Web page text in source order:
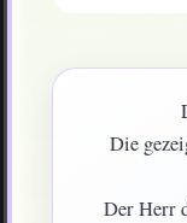
Die
Der Herr